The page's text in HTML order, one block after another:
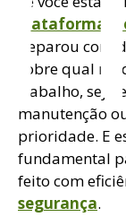
plataforma
deparou com
sobre qual
trabalho, seja
manutenção
prioridade. E
fundamental
feito com
segurança.